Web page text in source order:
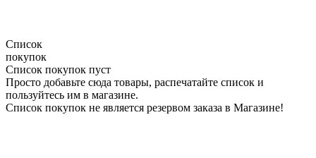
Список
покупок
Список покупок пуст
Просто добавьте сюда товары, распечатайте список и
пользуйтесь им в магазине.
Список покупок не является резервом заказа в Магазине!